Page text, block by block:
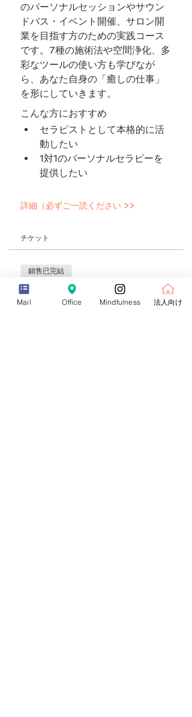
のパーソナルセッションやサウン
ドバス・イベント開催、サロン開
業を目指す方のための実践コース
です。7種の施術法や空間浄化、多
彩なツールの使い方も学びなが
ら、あなた自身の「癒しの仕事」
を形にしていきます。
こんな方におすすめ
セラピストとして本格的に活
動したい
1対1のパーソナルセラピーを
提供したい
詳細（必ずご一読ください >>
チケット
銷售已完結
票券類型
シンギングボウルセラピー セラピスト
Mail Office Mindfulness 法人向け